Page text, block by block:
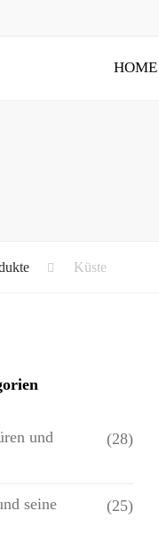
HOME
Küste
und
(28)
seine
(25)